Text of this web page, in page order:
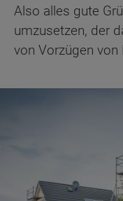
Also alles gute
umzusetzen, der
von Vorzügen von